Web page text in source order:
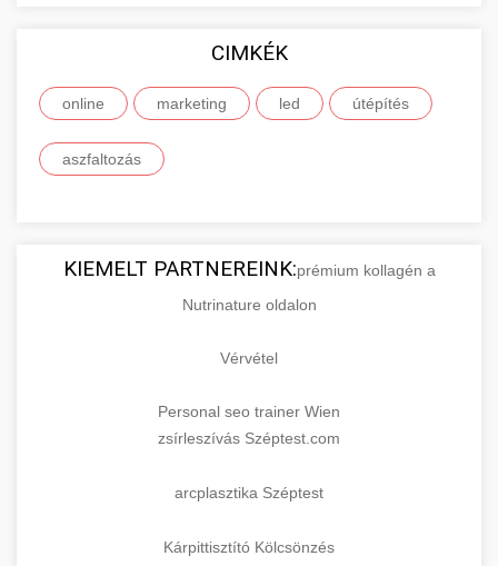
CIMKÉK
online marketing led útépítés
aszfaltozás
KIEMELT PARTNEREINK:prémium kollagén a
Nutrinature oldalon
Vérvétel
Personal seo trainer Wien
zsírleszívás Széptest.com
arcplasztika Széptest
Kárpittisztító Kölcsönzés